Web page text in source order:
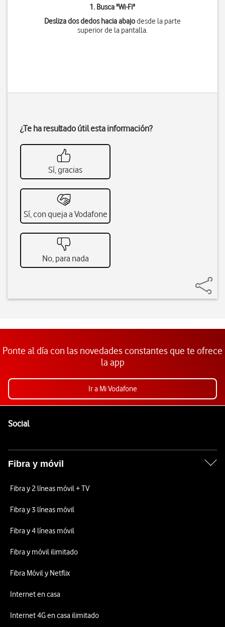
1. Busca "Wi-Fi"
Desliza dos dedos hacia abajodesde la parte
superior de la pantalla.
¿Te ha resultado útil esta información?
Sí, gracias
Sí, con queja a Vodafone
No, para nada
Ponte al día con las novedades constantes que te ofrece
la app
Ir a Mi Vodafone
SocialEnlaces a las redes sociales de Vodafone
Fibra y móvil
Fibra y 2 líneas móvil + TV
Fibra y 3 líneas móvil
Fibra y 4 líneas móvil
Fibra y móvil ilimitado
Fibra Móvil y Netflix
Internet en casa
Internet 4G en casa ilimitado